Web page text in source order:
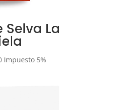
Selva La
Rango
Impuesto 5%